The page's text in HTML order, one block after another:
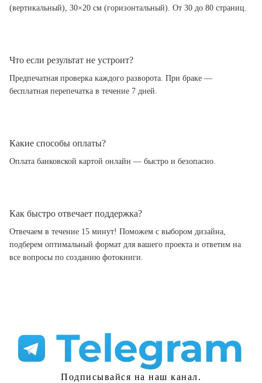
(вертикальный), 30×20 см (горизонтальный). От 30 до 80 страниц.
Что если результат не устроит?
Предпечатная проверка каждого разворота. При браке —
бесплатная перепечатка в течение 7 дней.
Какие способы оплаты?
Оплата банковской картой онлайн — быстро и безопасно.
Как быстро отвечает поддержка?
Отвечаем в течение 15 минут! Поможем с выбором дизайна,
подберем оптимальный формат для вашего проекта и ответим на
все вопросы по созданию фотокниги.
Подписывайся на наш канал.